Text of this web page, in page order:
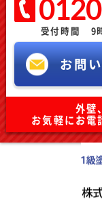
受付時間 9
お問
外壁
お気軽にお電